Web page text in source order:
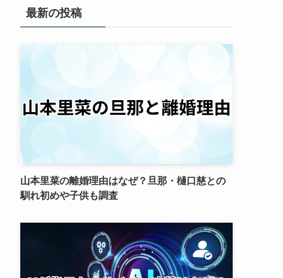
最新の投稿
山本里菜の離婚理由はなぜ？旦那・樋口慈との
馴れ初めや子供も調査